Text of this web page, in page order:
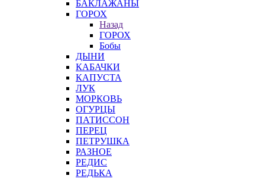
БАКЛАЖАНЫ
ГОРОХ
Назад
ГОРОХ
Бобы
ДЫНИ
КАБАЧКИ
КАПУСТА
ЛУК
МОРКОВЬ
ОГУРЦЫ
ПАТИССОН
ПЕРЕЦ
ПЕТРУШКА
РАЗНОЕ
РЕДИС
РЕДЬКА